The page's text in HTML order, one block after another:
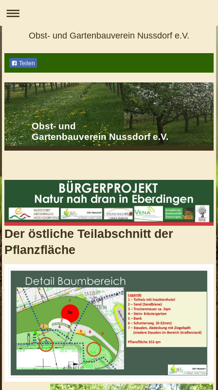
Obst- und Gartenbauverein Nussdorf e.V.
Teilen
Obst- und
Gartenbauverein Nussdorf e.V.
Der östliche Teilabschnitt der
Pflanzfläche